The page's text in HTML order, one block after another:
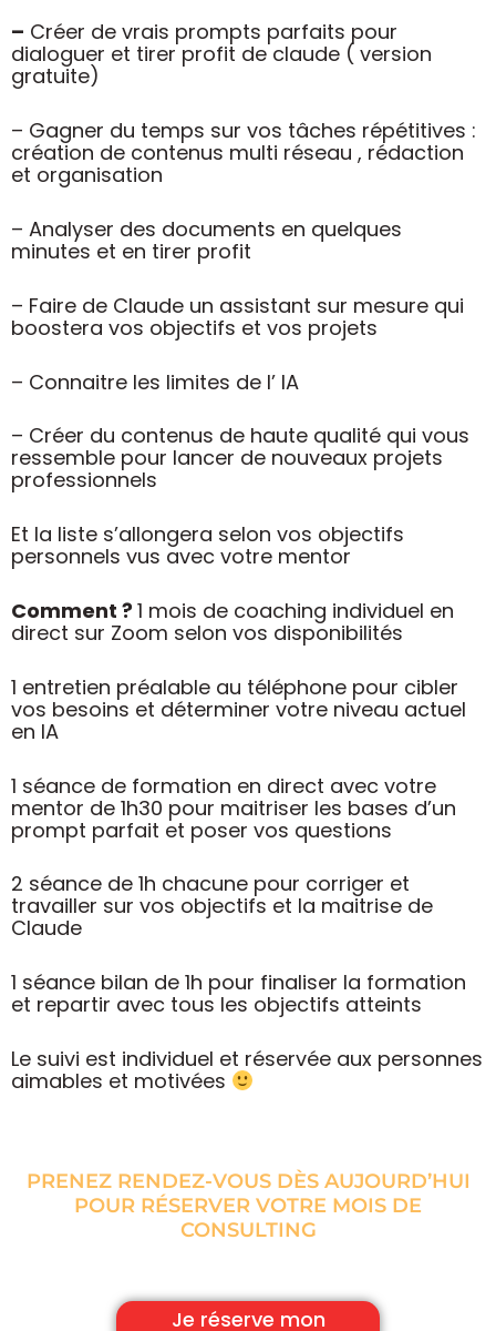
– Créer de vrais prompts parfaits pour
dialoguer et tirer profit de claude ( version
gratuite)
– Gagner du temps sur vos tâches répétitives :
création de contenus multi réseau , rédaction
et organisation
– Analyser des documents en quelques
minutes et en tirer profit
– Faire de Claude un assistant sur mesure qui
boostera vos objectifs et vos projets
– Connaitre les limites de l’ IA
– Créer du contenus de haute qualité qui vous
ressemble pour lancer de nouveaux projets
professionnels
Et la liste s’allongera selon vos objectifs
personnels vus avec votre mentor
Comment ? 1 mois de coaching individuel en
direct sur Zoom selon vos disponibilités
1 entretien préalable au téléphone pour cibler
vos besoins et déterminer votre niveau actuel
en IA
1 séance de formation en direct avec votre
mentor de 1h30 pour maitriser les bases d’un
prompt parfait et poser vos questions
2 séance de 1h chacune pour corriger et
travailler sur vos objectifs et la maitrise de
Claude
1 séance bilan de 1h pour finaliser la formation
et repartir avec tous les objectifs atteints
Le suivi est individuel et réservée aux personnes
aimables et motivées
PRENEZ RENDEZ-VOUS DÈS AUJOURD’HUI
POUR RÉSERVER VOTRE MOIS DE
CONSULTING
Je réserve mon